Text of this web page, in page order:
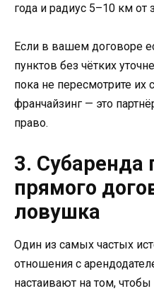
года и радиус 5–10 км от
Если в вашем договоре
пунктов без чётких
пока не пересмотрите их
франчайзинг — это
право.
3. Субаренда
прямого
ловушка
Один из самых частых
отношения с
настаивают на том,